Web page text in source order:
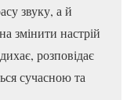
звуку, а й
змінити настрій
розповідає
сучасною та